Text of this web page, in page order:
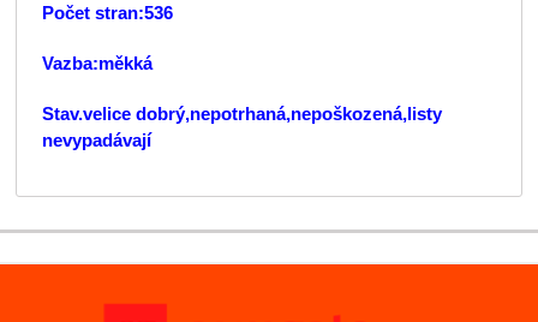
Počet stran:536
Vazba:měkká
Stav.velice dobrý,nepotrhaná,nepoškozená,listy
nevypadávají